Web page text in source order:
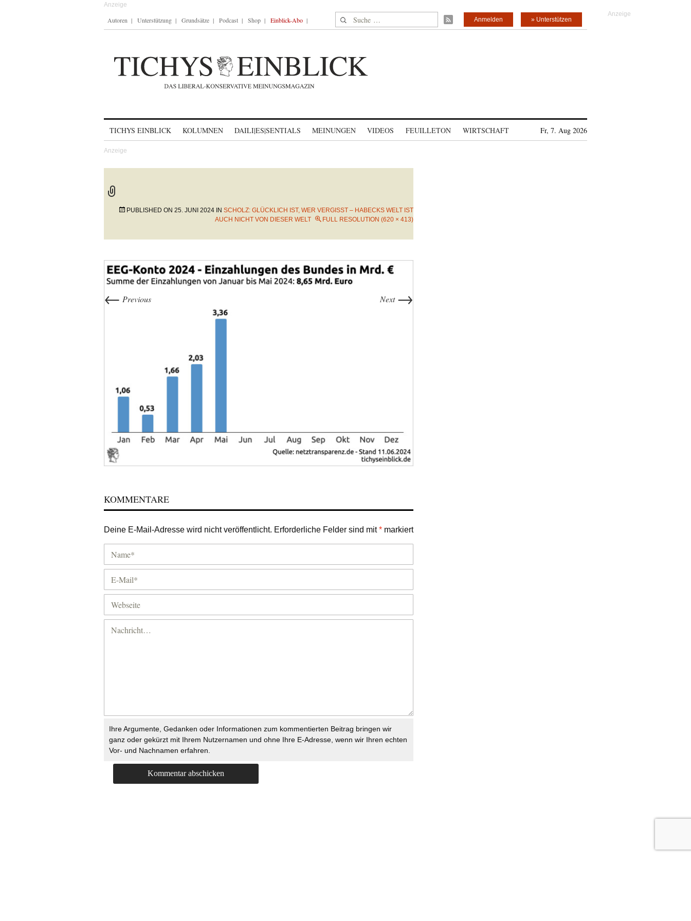
Autoren Unterstützung Grundsätze Podcast Shop Einblick-Abo Suche nach: » Unterstützen
Anmelden
TICHYS EINBLICK KOLUMNEN DAILI|ES|SENTIALS MEINUNGEN VIDEOS FEUILLETON WIRTSCHAFT Fr, 7. Aug 2026
PUBLISHED ON 25. JUNI 2024 IN SCHOLZ: GLÜCKLICH IST, WER VERGISST – HABECKS WELT IST
AUCH NICHT VON DIESER WELT
FULL RESOLUTION (620 × 413)
← Previous Next →
KOMMENTARE
Deine E-Mail-Adresse wird nicht veröffentlicht. Erforderliche Felder sind mit* markiert
Ihre Argumente, Gedanken oder Informationen zum kommentierten Beitrag bringen wir
ganz oder gekürzt mit Ihrem Nutzernamen und ohne Ihre E-Adresse, wenn wir Ihren echten
Vor- und Nachnamen erfahren.